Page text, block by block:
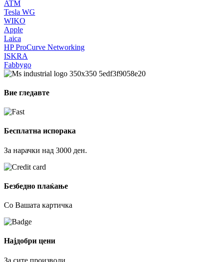
ATM
Tesla WG
WIKO
Apple
Laica
HP ProCurve Networking
ISKRA
Fabbygo
Вие гледавте
Бесплатна испорака
За нарачки над 3000 ден.
Безбедно плаќање
Со Вашата картичка
Најдобри цени
За сите производи